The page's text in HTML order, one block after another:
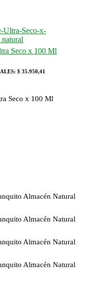
Seco x 100 Ml
$ 35.950,41
Seco x 100 Ml